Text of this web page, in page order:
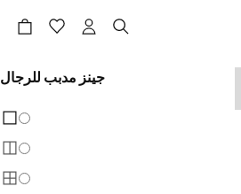
جينز مدبب للرجال